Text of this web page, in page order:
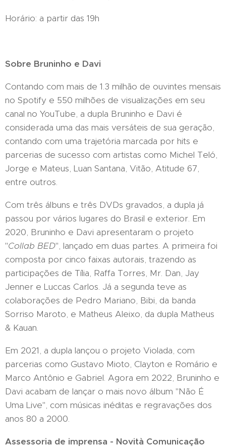
Horário: a partir das 19h
Sobre Bruninho e Davi
Contando com mais de 1.3 milhão de ouvintes mensais
no Spotify e 550 milhões de visualizações em seu
canal no YouTube, a dupla Bruninho e Davi é
considerada uma das mais versáteis de sua geração,
contando com uma trajetória marcada por hits e
parcerias de sucesso com artistas como Michel Teló,
Jorge e Mateus, Luan Santana, Vitão, Atitude 67,
entre outros.
Com três álbuns e três DVDs gravados, a dupla já
passou por vários lugares do Brasil e exterior. Em
2020, Bruninho e Davi apresentaram o projeto
"Collab BED", lançado em duas partes. A primeira foi
composta por cinco faixas autorais, trazendo as
participações de Tília, Raffa Torres, Mr. Dan, Jay
Jenner e Luccas Carlos. Já a segunda teve as
colaborações de Pedro Mariano, Bibi, da banda
Sorriso Maroto, e Matheus Aleixo, da dupla Matheus
& Kauan.
Em 2021, a dupla lançou o projeto Violada, com
parcerias como Gustavo Mioto, Clayton e Romário e
Marco Antônio e Gabriel. Agora em 2022, Bruninho e
Davi acabam de lançar o mais novo álbum "Não É
Uma Live", com músicas inéditas e regravações dos
anos 80 a 2000.
Assessoria de imprensa - Novità Comunicação